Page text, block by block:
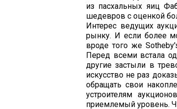
из пасхальных яиц
шедевров c оценкой
Интерес ведущих
рынку. И если более
вроде того же
Перед всеми встала
другие застыли в
искусство не раз
обращать свои
устроителям
приемлемый уровень.